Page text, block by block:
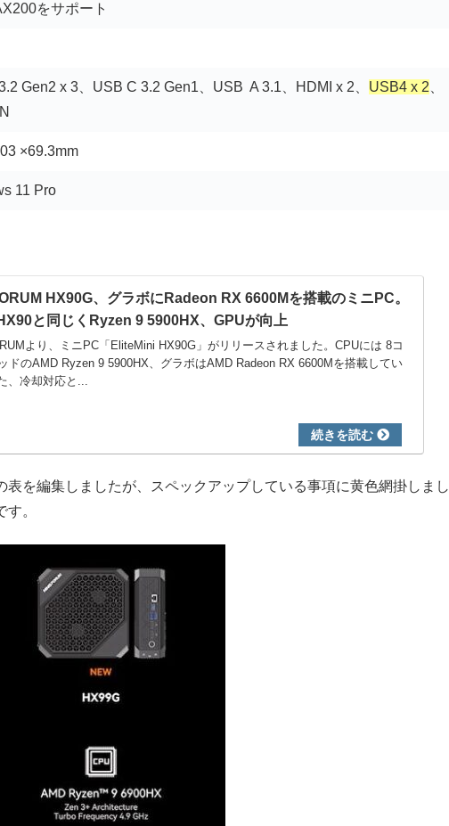
をサポート
Gen2 x 3、USB C 3.2 Gen1、USB A 3.1、HDMI x 2、 USB4 x 2
×69.3mm
11 Pro
HX90G、グラボにRadeon RX 6600Mを搭載のミニPC。
と同じくRyzen 9 5900HX、GPUが向上
より、ミニPC「EliteMini HX90G」がリリースされました。CPUには 8コ
ドのAMD Ryzen 9 5900HX、グラボはAMD Radeon RX 6600Mを搭載してい
、冷却対応と...
を編集しましたが、スペックアップしている事項に黄色網掛しまし
。